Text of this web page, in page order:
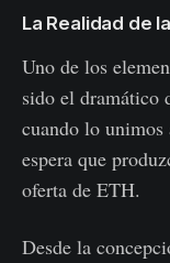
La Realidad de
Uno de los
sido el dramático
cuando lo unimos
espera que
oferta de ETH.
Desde la